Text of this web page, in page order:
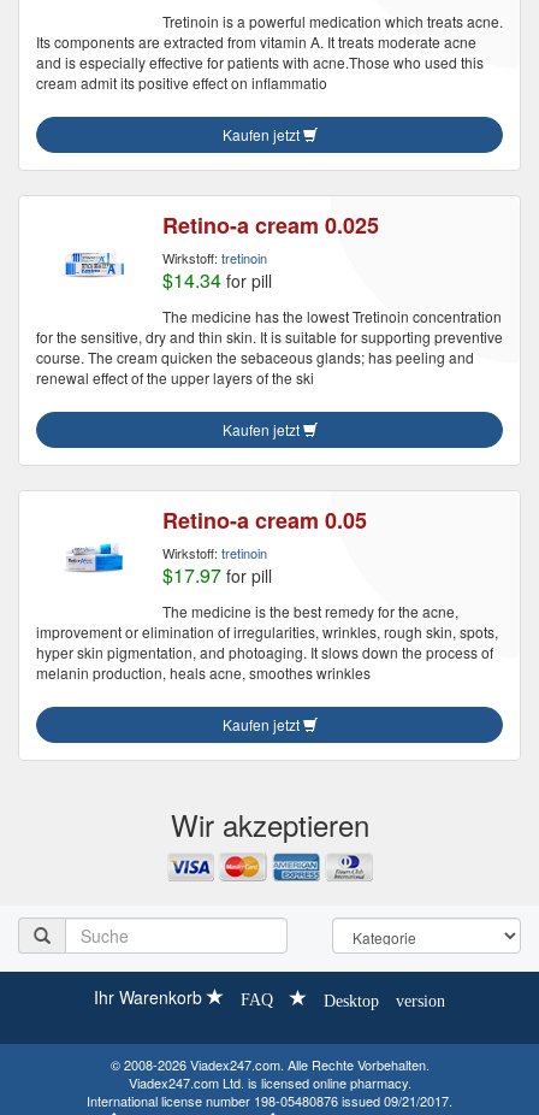
Tretinoin is a powerful medication which treats acne.
Its components are extracted from vitamin A. It treats moderate acne
and is especially effective for patients with acne.Those who used this
cream admit its positive effect on inflammatio
Kaufen jetzt
Retino-a cream 0.025
Wirkstoff: tretinoin
$14.34 for pill
The medicine has the lowest Tretinoin concentration
for the sensitive, dry and thin skin. It is suitable for supporting preventive
course. The cream quicken the sebaceous glands; has peeling and
renewal effect of the upper layers of the ski
Kaufen jetzt
Retino-a cream 0.05
Wirkstoff: tretinoin
$17.97 for pill
The medicine is the best remedy for the acne,
improvement or elimination of irregularities, wrinkles, rough skin, spots,
hyper skin pigmentation, and photoaging. It slows down the process of
melanin production, heals acne, smoothes wrinkles
Kaufen jetzt
Wir akzeptieren
Ihr Warenkorb FAQ Desktop version
© 2008-2026 Viadex247.com. Alle Rechte Vorbehalten.
Viadex247.com Ltd. is licensed online pharmacy.
International license number 198-05480876 issued 09/21/2017.